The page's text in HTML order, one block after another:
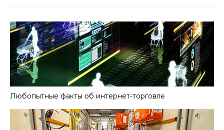
Любопытные факты об интернет-торговле